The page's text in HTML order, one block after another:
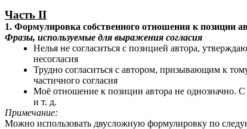
Часть II
1. Формулировка собственного отношения к позиции
Фразы, используемые для выражения согласия
Нелья не согласиться с позицией автора,
несогласия
Трудно согласиться с автором, призывающим к
частичного согласия
Моё отношение к позиции автора не однозначно.
и т. д.
Примечание:
Можно использовать двусложную формулировку по